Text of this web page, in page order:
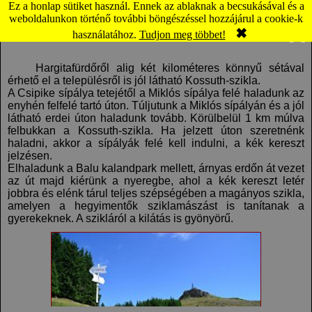
Ez a honlap sütiket használ. Ennek az ablaknak a becsukásával és a
weboldalunkon történő további böngészéssel hozzájárul a cookie-k
használatához. Tudjon meg többet! ✖
Hargitafürdő: Kossuth szikla (térkép)
Hargitafürdőről alig két kilométeres könnyű sétával
érhető el a településről is jól látható Kossuth-szikla.
A Csipike sípálya tetejétől a Miklós sípálya felé haladunk az
enyhén felfelé tartó úton. Túljutunk a Miklós sípályán és a jól
látható erdei úton haladunk tovább. Körülbelül 1 km múlva
felbukkan a Kossuth-szikla. Ha jelzett úton szeretnénk
haladni, akkor a sípályák felé kell indulni, a kék kereszt
jelzésen.
Elhaladunk a Balu kalandpark mellett, árnyas erdőn át vezet
az út majd kiérünk a nyeregbe, ahol a kék kereszt letér
jobbra és elénk tárul teljes szépségében a magányos szikla,
amelyen a hegyimentők sziklamászást is tanítanak a
gyerekeknek. A szikláról a kilátás is gyönyörű.
Komment Panoráma